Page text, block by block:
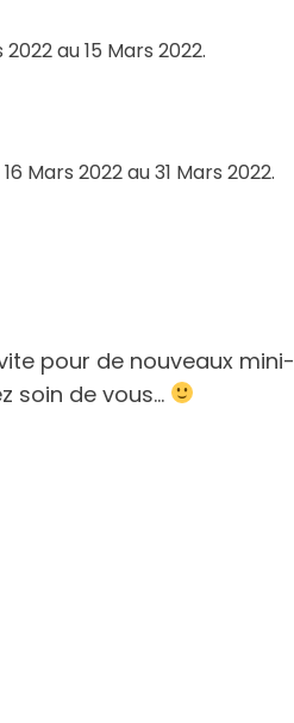
au 15 Mars 2022.
Mars 2022 au 31 Mars 2022.
pour de nouveaux mini-
soin de vous…